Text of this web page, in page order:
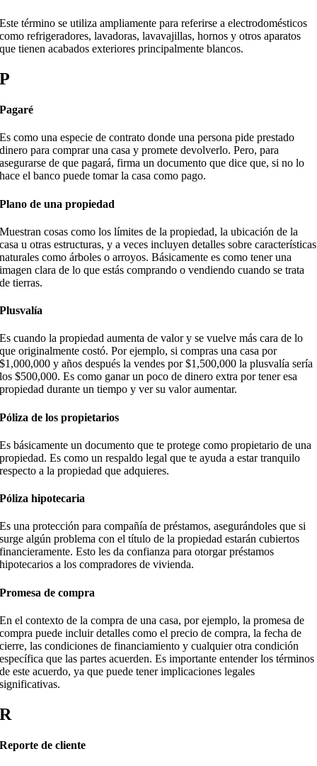
Este término se utiliza ampliamente para referirse a electrodomésticos
como refrigeradores, lavadoras, lavavajillas, hornos y otros aparatos
que tienen acabados exteriores principalmente blancos.
P
Pagaré
Es como una especie de contrato donde una persona pide prestado
dinero para comprar una casa y promete devolverlo. Pero, para
asegurarse de que pagará, firma un documento que dice que, si no lo
hace el banco puede tomar la casa como pago.
Plano de una propiedad
Muestran cosas como los límites de la propiedad, la ubicación de la
casa u otras estructuras, y a veces incluyen detalles sobre características
naturales como árboles o arroyos. Básicamente es como tener una
imagen clara de lo que estás comprando o vendiendo cuando se trata
de tierras.
Plusvalía
Es cuando la propiedad aumenta de valor y se vuelve más cara de lo
que originalmente costó. Por ejemplo, si compras una casa por
$1,000,000 y años después la vendes por $1,500,000 la plusvalía sería
los $500,000. Es como ganar un poco de dinero extra por tener esa
propiedad durante un tiempo y ver su valor aumentar.
Póliza de los propietarios
Es básicamente un documento que te protege como propietario de una
propiedad. Es como un respaldo legal que te ayuda a estar tranquilo
respecto a la propiedad que adquieres.
Póliza hipotecaria
Es una protección para compañía de préstamos, asegurándoles que si
surge algún problema con el título de la propiedad estarán cubiertos
financieramente. Esto les da confianza para otorgar préstamos
hipotecarios a los compradores de vivienda.
Promesa de compra
En el contexto de la compra de una casa, por ejemplo, la promesa de
compra puede incluir detalles como el precio de compra, la fecha de
cierre, las condiciones de financiamiento y cualquier otra condición
específica que las partes acuerden. Es importante entender los términos
de este acuerdo, ya que puede tener implicaciones legales
significativas.
R
Reporte de cliente